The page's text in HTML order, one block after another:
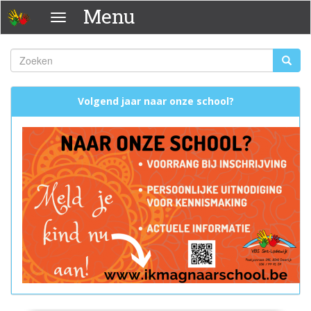
Overslaan
en
naar
de
inhoud
gaan
Menu Menu
Zoekveld
Zoeken
Volgend jaar naar onze school?